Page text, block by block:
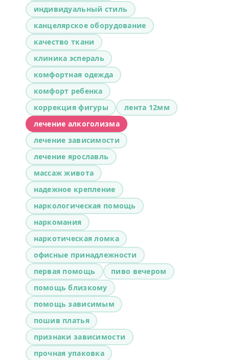
индивидуальный стиль
канцелярское оборудование
качество ткани
клиника эспераль
комфортная одежда
комфорт ребенка
коррекция фигуры
лента 12мм
лечение алкоголизма
лечение зависимости
лечение ярославль
массаж живота
надежное крепление
наркологическая помощь
наркомания
наркотическая ломка
офисные принадлежности
первая помощь
пиво вечером
помощь близкому
помощь зависимым
пошив платья
признаки зависимости
прочная упаковка